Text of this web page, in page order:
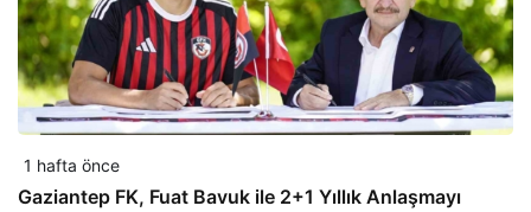
1 hafta önce
Gaziantep FK, Fuat Bavuk ile 2+1 Yıllık Anlaşmayı